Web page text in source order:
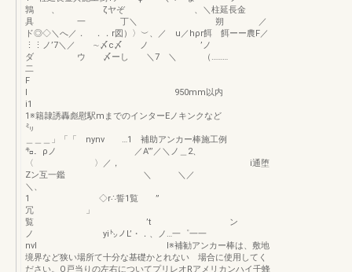
鶉 、 ζヤぞ 、＼柱延長金
具 一 丁＼ 朔 ／
ド◎◇＼へ／． ．．r図）〉︶、／ u／hρr餌 餌ーー農F／
⋮⋮ノ’7＼／ ∼〆c〆 ノ ’ノ
ダ ウ 〆ーし ＼7 ＼ （………
二
F
I 950mm以内
1※籍隷誘轟彪慰駅mまでのインターEノキンクなど
㍉
＿＿＿」「「 nynv …1 補助アンカー棒施工例
㌔．ρノ ／A”’／＼ノ＿2、
〈 〉／， i通堕
Zン互一鑑 ＼ ＼／
＼
1 ◇r∴誓1覧 ”
冗 」
覧 ’t ン
ノ yi㌧ノL’・．、ノ…一゜一一
nvl I※補勧アンカー棒は、敷地
境界など狭い場所て十分な基礎かとれない 場合に使用してく
ださい。O戸当りの左右についてプリレオRアメリカンハイ千蜂